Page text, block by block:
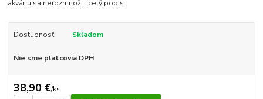
akváriu sa nerozmnož... celý popis
Dostupnosť Skladom
Nie sme platcovia DPH
38,90 €/ks